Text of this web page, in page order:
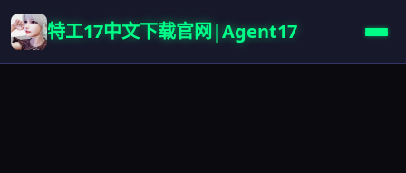
特工17中文下载官网|Agent17